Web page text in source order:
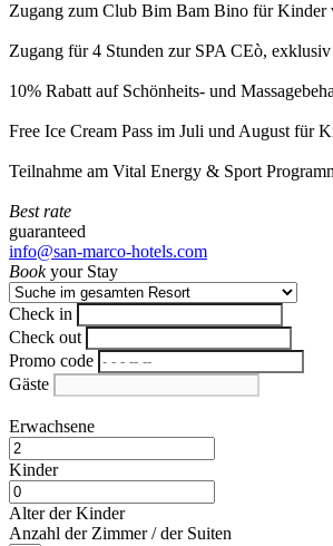
Zugang zum Club Bim Bam Bino für Kinder
Zugang für 4 Stunden zur SPA CEò,
10% Rabatt auf Schönheits- und
Free Ice Cream Pass im Juli und August für
Teilnahme am Vital Energy & Sport
Best rate
guaranteed
info@san-marco-hotels.com
Bookyour Stay
Check in
Check out
Promo code
Gäste
Erwachsene
Kinder
Alter der Kinder
Anzahl der Zimmer / der Suiten